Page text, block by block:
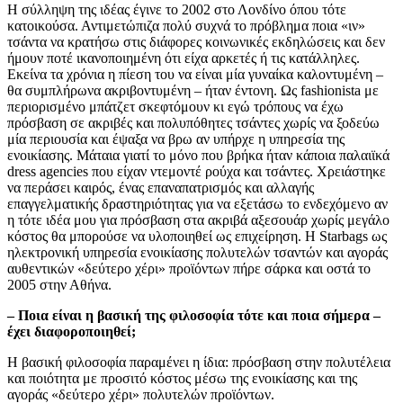
H σύλληψη της ιδέας έγινε το 2002 στο Λονδίνο όπου τότε
κατοικούσα. Αντιμετώπιζα πολύ συχνά το πρόβλημα ποια «ιν»
τσάντα να κρατήσω στις διάφορες κοινωνικές εκδηλώσεις και δεν
ήμουν ποτέ ικανοποιημένη ότι είχα αρκετές ή τις κατάλληλες.
Εκείνα τα χρόνια η πίεση του να είναι μία γυναίκα καλοντυμένη –
θα συμπλήρωνα ακριβοντυμένη – ήταν έντονη. Ως fashionista με
περιορισμένο μπάτζετ σκεφτόμουν κι εγώ τρόπους να έχω
πρόσβαση σε ακριβές και πολυπόθητες τσάντες χωρίς να ξοδεύω
μία περιουσία και έψαξα να βρω αν υπήρχε η υπηρεσία της
ενοικίασης. Μάταια γιατί το μόνο που βρήκα ήταν κάποια παλαιϊκά
dress agencies που είχαν ντεμοντέ ρούχα και τσάντες. Χρειάστηκε
να περάσει καιρός, ένας επαναπατρισμός και αλλαγής
επαγγελματικής δραστηριότητας για να εξετάσω το ενδεχόμενο αν
η τότε ιδέα μου για πρόσβαση στα ακριβά αξεσουάρ χωρίς μεγάλο
κόστος θα μπορούσε να υλοποιηθεί ως επιχείρηση. H Starbags ως
ηλεκτρονική υπηρεσία ενοικίασης πολυτελών τσαντών και αγοράς
αυθεντικών «δεύτερο χέρι» προϊόντων πήρε σάρκα και οστά το
2005 στην Αθήνα.
– Ποια είναι η βασική της φιλοσοφία τότε και ποια σήμερα –
έχει διαφοροποιηθεί;
Η βασική φιλοσοφία παραμένει η ίδια: πρόσβαση στην πολυτέλεια
και ποιότητα με προσιτό κόστος μέσω της ενοικίασης και της
αγοράς «δεύτερο χέρι» πολυτελών προϊόντων.